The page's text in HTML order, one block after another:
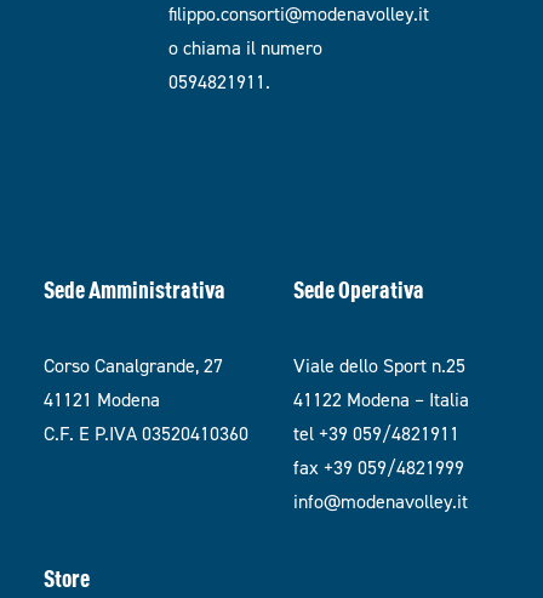
filippo.consorti@modenavolley.it
o chiama il numero
0594821911.
Sede Amministrativa
Corso Canalgrande, 27
41121 Modena
C.F. E P.IVA 03520410360
Sede Operativa
Viale dello Sport n.25
41122 Modena – Italia
tel +39 059/4821911
fax +39 059/4821999
info@modenavolley.it
Store